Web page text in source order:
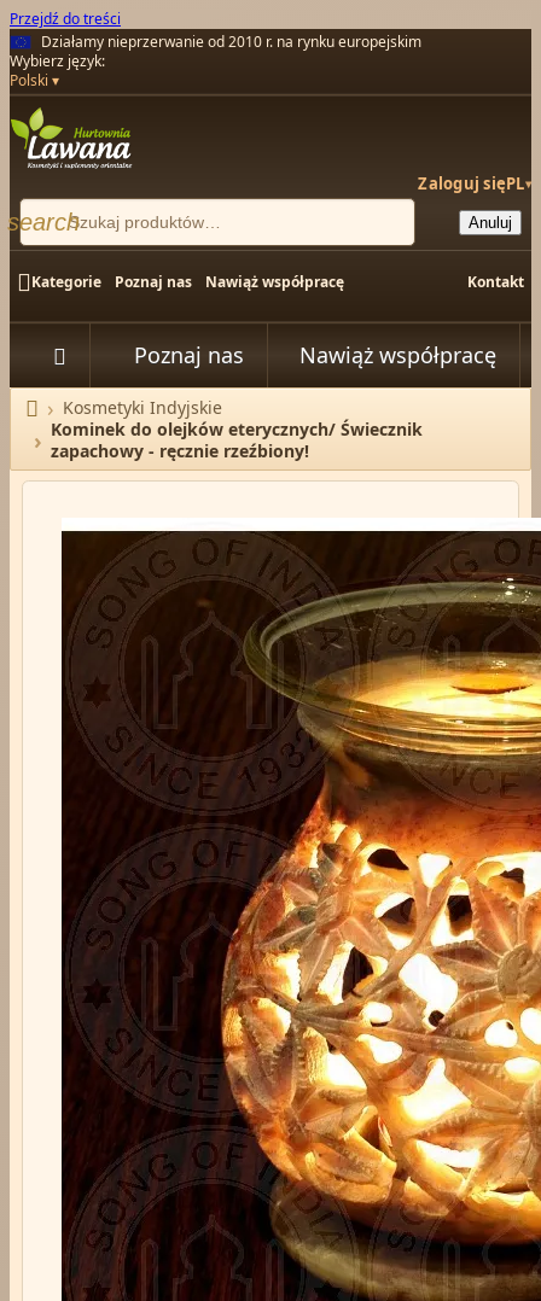
Przejdź do treści
Działamy nieprzerwanie od 2010 r. na rynku europejskim
Wybierz język:
Polski
Zaloguj sięPL▾
search Anuluj
Kategorie Poznaj nas Nawiąż współpracę Kontakt
 Poznaj nas Nawiąż współpracę

Strona główna
Kosmetyki Indyjskie
Kominek do olejków eterycznych/ Świecznik
zapachowy - ręcznie rzeźbiony!